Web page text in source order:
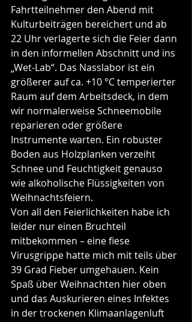
Fahrtteilnehmer den Abend mit
Kulturbeiträgen bereichert und ab
22 Uhr verlagerte sich die Feier dann
in den informellen Abschnitt und ins
„Wet-Lab“. Das Nasslabor ist ein
größerer auf ca. +10 °C temperierter
Raum auf dem Arbeitsdeck, in dem
wir normalerweise Schneemobile
reparieren oder größere
Instrumente warten. Ein robuster
Boden aus Holzplanken verzeiht
Schnee und Feuchtigkeit genauso
wie alkoholische Flüssigkeiten von
Weihnachtsfeiern.
Von all den Feierlichkeiten habe ich
leider nur einen Bruchteil
mitbekommen – eine fiese
Virusgrippe hatte mich mit teils über
39 Grad Fieber umgehauen. Kein
Spaß über Weihnachten hier oben
und das Auskurieren eines Infektes
in der trockenen Klimaanlagenluft